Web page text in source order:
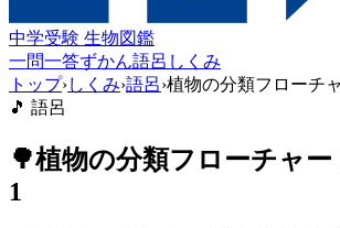
中学受験 生物図鑑
一問一答ずかん語呂 しくみ
トップ›しくみ›語呂›植物の分類フローチ
🎵 語呂
🌳植物の分類フローチャー
1